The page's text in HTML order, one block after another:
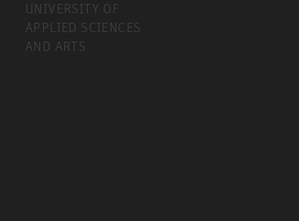
UNIVERSITY OF
APPLIED SCIENCES
AND ARTS